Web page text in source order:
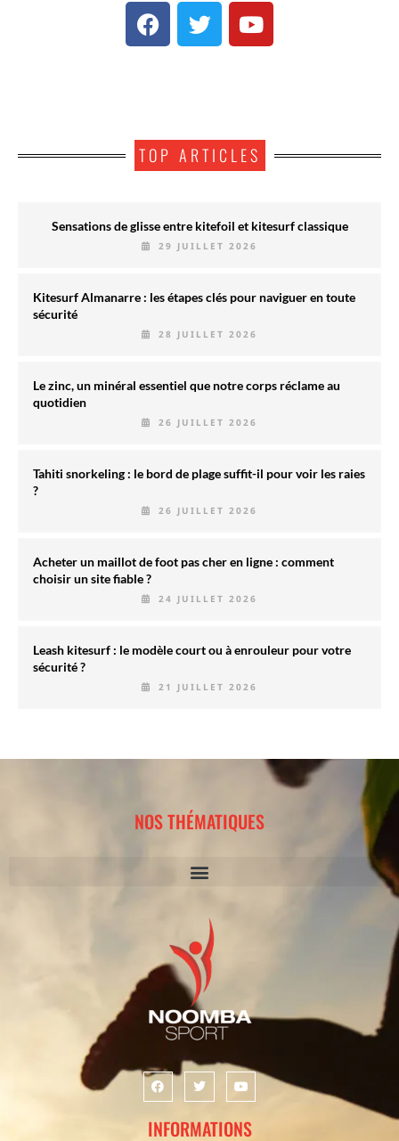
TOP ARTICLES
Sensations de glisse entre kitefoil et kitesurf classique
29 JUILLET 2026
Kitesurf Almanarre : les étapes clés pour naviguer en toute
sécurité
28 JUILLET 2026
Le zinc, un minéral essentiel que notre corps réclame au
quotidien
26 JUILLET 2026
Tahiti snorkeling : le bord de plage suffit-il pour voir les raies
?
26 JUILLET 2026
Acheter un maillot de foot pas cher en ligne : comment
choisir un site fiable ?
24 JUILLET 2026
Leash kitesurf : le modèle court ou à enrouleur pour votre
sécurité ?
21 JUILLET 2026
NOS THÉMATIQUES
INFORMATIONS